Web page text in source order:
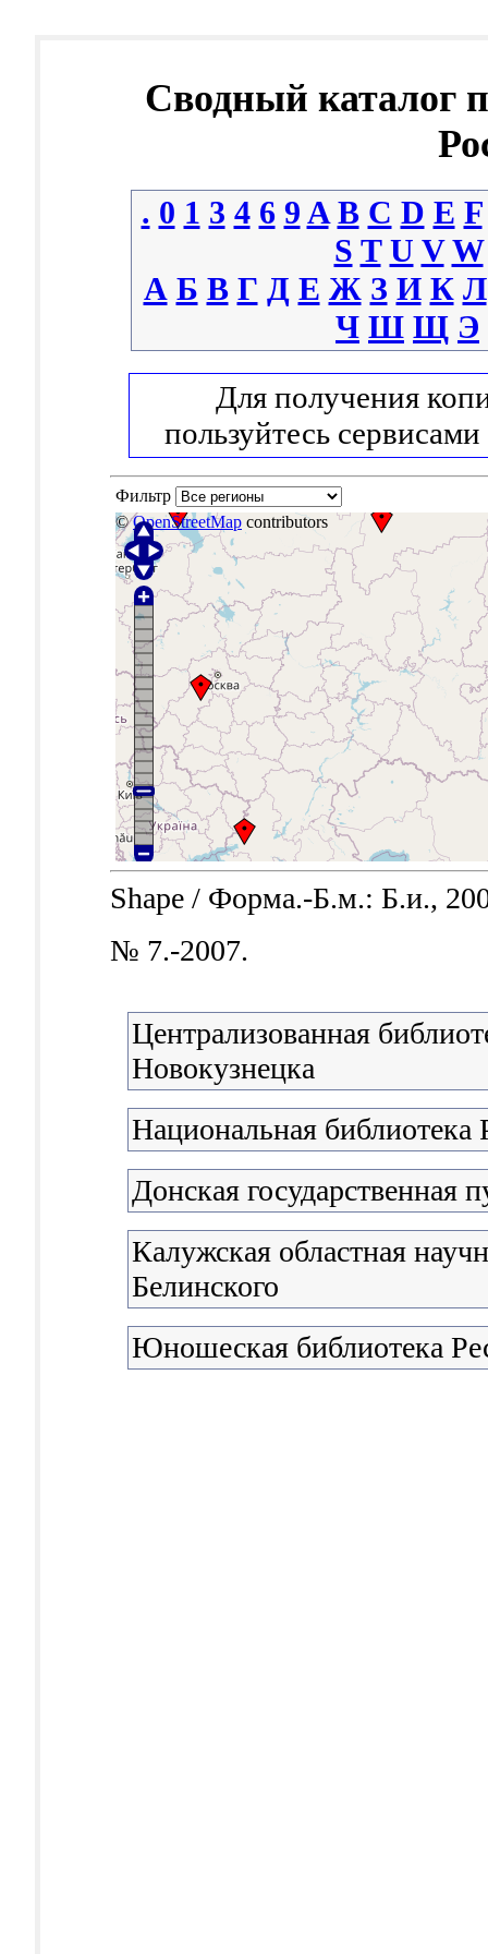
Сводный каталог
. 0 1 3 4 6 9 A B C D E F
S T U V W
А Б В Г Д Е Ж З И К Л
Ч Ш Щ Э
Для получения
пользуйтесь сервисами
Фильтр
©OpenStreetMap contributors
Shape / Форма.-Б.м.: Б.и.,
№ 7.-2007.
Централизованная
Новокузнецка
Национальная библиотека
Донская государственная
Калужская областная
Белинского
Юношеская библиотека